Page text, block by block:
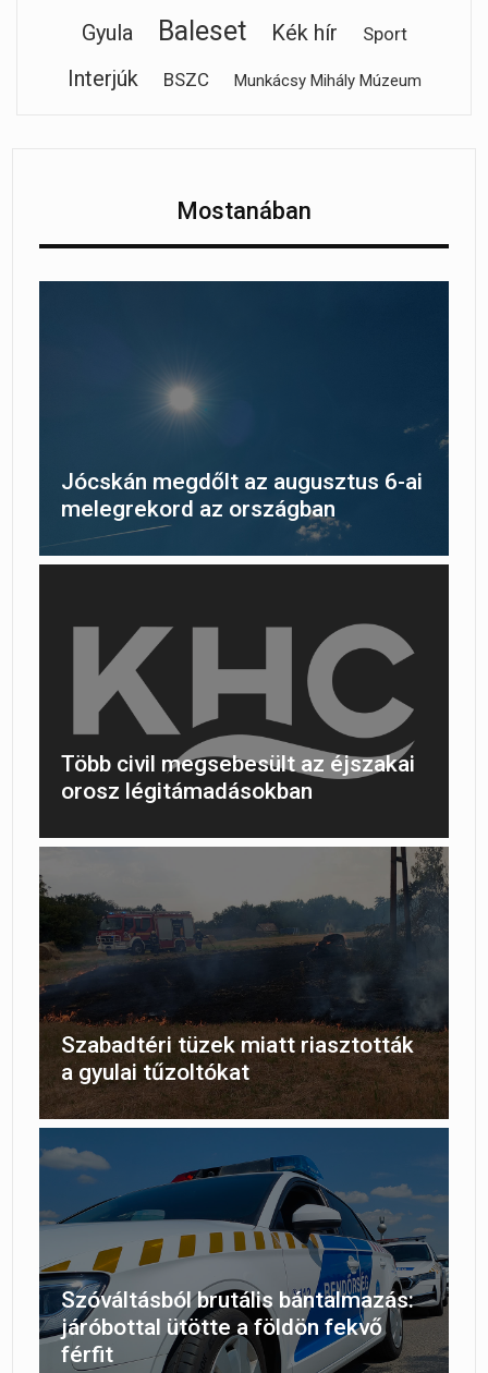
Gyula
Baleset Kék hír Sport
Interjúk BSZC Munkácsy Mihály Múzeum
Mostanában
Jócskán megdőlt az augusztus 6-ai
melegrekord az országban
Több civil megsebesült az éjszakai
orosz légitámadásokban
Szabadtéri tüzek miatt riasztották
a gyulai tűzoltókat
Szóváltásból brutális bántalmazás:
járóbottal ütötte a földön fekvő
férfit